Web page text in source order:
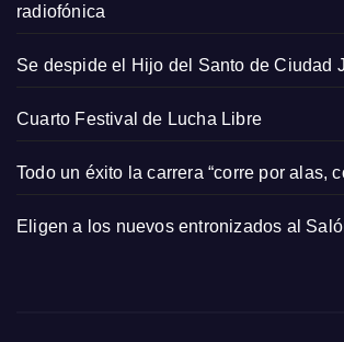
radiofónica
Se despide el Hijo del Santo de Ciudad
Cuarto Festival de Lucha Libre
Todo un éxito la carrera “corre por alas,
Eligen a los nuevos entronizados al